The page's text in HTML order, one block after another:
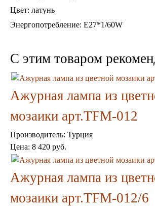
Светильники в хамам
Светильники потолочные
Светильники с цепочками
Фонари
Абажуры
Диваны и кресла
Пуфы и стулья
Консоли
Шкафы
Обеденные группы
Уход за мебелью
Цвет: латунь
Энергопотребление: Е27*1/60W
C этим товаром
Ажурная лампа из
мозаики арт.TFM-012
Производитель: Турция
Цена: 8 420 руб.
Ажурная лампа из
мозаики арт.TFM-012/6